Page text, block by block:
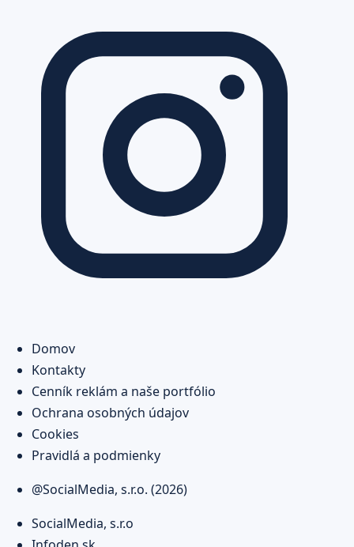
Domov
Kontakty
Cenník reklám a naše portfólio
Ochrana osobných údajov
Cookies
Pravidlá a podmienky
@SocialMedia, s.r.o. (2026)
SocialMedia, s.r.o